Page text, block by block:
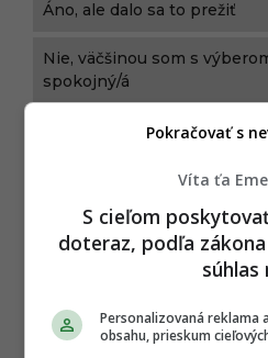
Áno, ale dalo sa to prežiť
Nie, väčšinou som s
spokojný/á
CESTOVANIE, MAĎARSKO
TURISTICKÉ ATRAKCIE,
Víta ťa
S cieľom
doteraz, podľa
súhlas
Personalizovaná reklama
obsahu, prieskum
Pokračovať s